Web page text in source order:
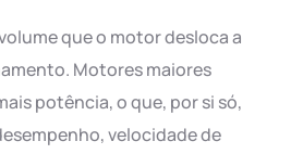
que o motor desloca a
Motores maiores
potência, o que, por si só,
velocidade de